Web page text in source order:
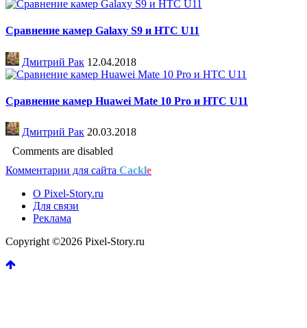
Сравнение камер Galaxy S9 и HTC U11
Дмитрий Рак 12.04.2018
Сравнение камер Huawei Mate 10 Pro и HTC U11
Дмитрий Рак 20.03.2018
Comments are disabled
Комментарии для сайта Cackle
О Pixel-Story.ru
Для связи
Реклама
Copyright ©2026 Pixel-Story.ru